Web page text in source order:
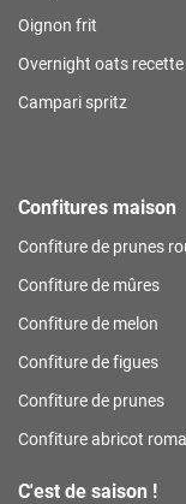
Oignon frit
Overnight oats recette
Campari spritz
Confitures maison
Confiture de prunes
Confiture de mûres
Confiture de melon
Confiture de figues
Confiture de prunes
Confiture abricot
C'est de saison !